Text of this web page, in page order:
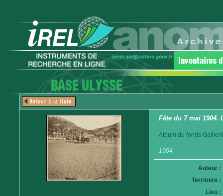
Fête du 7 mai 1904.
Album du fonds
1904
Auteur :
Territoire :
Lieu :